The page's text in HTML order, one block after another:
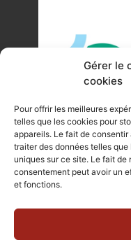
Gérer le
cookies
Pour offrir les meilleures
telles que les cookies pour
appareils. Le fait de
traiter des données telles
uniques sur ce site. Le fait de
consentement peut avoir un
et fonctions.
©Tous droits
Plan du site